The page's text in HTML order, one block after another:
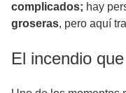
complicados; hay
groseras, pero aquí
El incendio